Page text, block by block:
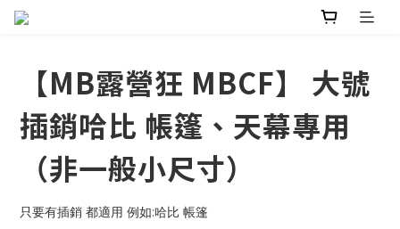
【MB露營狂 MBCF】 大號
插銷哈比 帳篷、天幕專用
（非一般小尺寸）
只要有插銷 都適用 例如:哈比 帳篷